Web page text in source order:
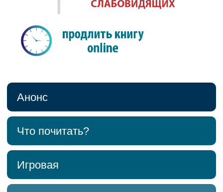
Анонс
Что почитать?
Игровая